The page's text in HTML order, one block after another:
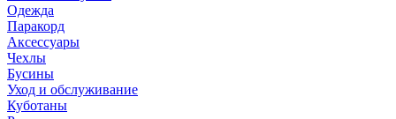
Одежда
Паракорд
Аксессуары
Чехлы
Бусины
Уход и обслуживание
Куботаны